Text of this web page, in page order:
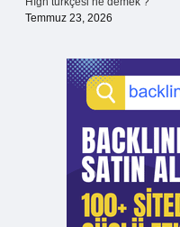
Temmuz 23, 2026